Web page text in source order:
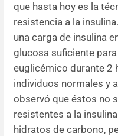
que hasta hoy es la
resistencia a la
una carga de insulina
glucosa suficiente
euglicémico durante 2
individuos normales y
observó que éstos no
resistentes a la
hidratos de carbono,